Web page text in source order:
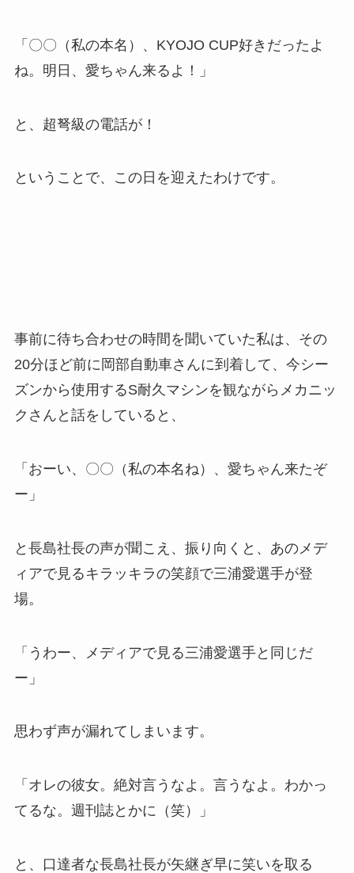
「〇〇（私の本名）、KYOJO CUP好きだったよ
ね。明日、愛ちゃん来るよ！」
と、超弩級の電話が！
ということで、この日を迎えたわけです。
事前に待ち合わせの時間を聞いていた私は、その
20分ほど前に岡部自動車さんに到着して、今シー
ズンから使用するS耐久マシンを観ながらメカニッ
クさんと話をしていると、
「おーい、〇〇（私の本名ね）、愛ちゃん来たぞ
ー」
と長島社長の声が聞こえ、振り向くと、あのメデ
ィアで見るキラッキラの笑顔で三浦愛選手が登
場。
「うわー、メディアで見る三浦愛選手と同じだ
ー」
思わず声が漏れてしまいます。
「オレの彼女。絶対言うなよ。言うなよ。わかっ
てるな。週刊誌とかに（笑）」
と、口達者な長島社長が矢継ぎ早に笑いを取る